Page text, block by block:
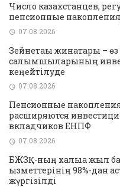
Число казахстанцев,
пенсионные
07.08.2026
Зейнетақы жинақтары –
салымшыларының
кеңейтілуде
07.08.2026
Пенсионные
расширяются
вкладчиков ЕНПФ
07.08.2026
БЖЗҚ-ның халыққа жыл
қызметтерінің 98%-дан
жүргізілді